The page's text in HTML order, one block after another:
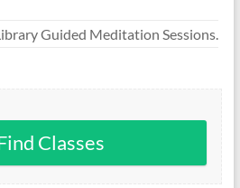
Guided Meditation Sessions.
Classes